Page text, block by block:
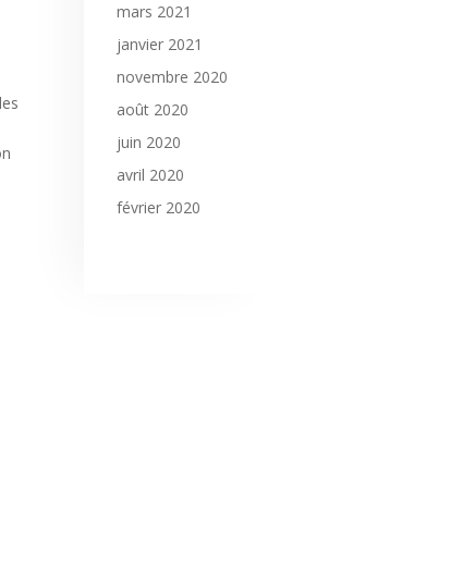
mars 2021
janvier 2021
novembre 2020
août 2020
juin 2020
avril 2020
février 2020